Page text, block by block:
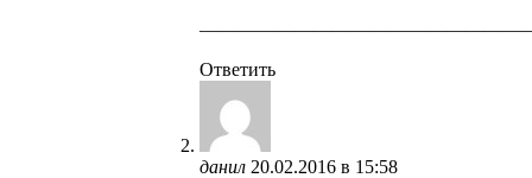
Ответить
данил 20.02.2016 в 15:58